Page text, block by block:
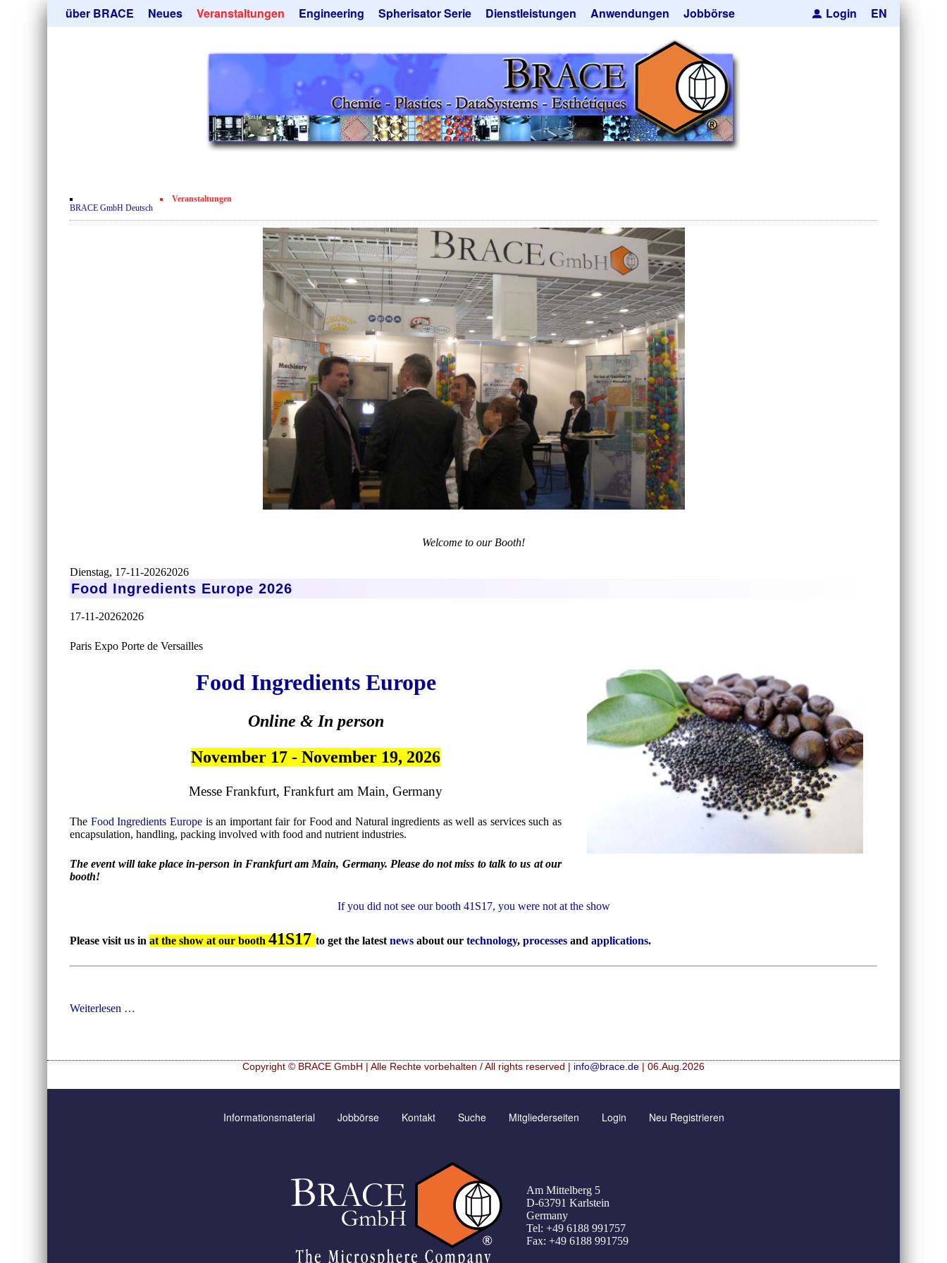
Navigation
überspringen
über BRACE
Kontakt
Neues Veranstaltungen Engineering
Heizkammern
Trockner
Sortieranlagen
Gebrauchte Maschinen - Angebote
Spherisator Serie
Pilotanlagen
Produktionsanlagen
Angebotsanfrage
Dienstleistungen
Mikrokapseln
Mikroverkapselung
Lohnfertigung
Mietanlagen
Anwendungen
Emulgatoren
Geschmacksmaskierung
Instant Kugeln
Katalysatorträger
Staubreduktion
Angebotsanfrage
Jobbörse Login EN
BRACE GmbH Deutsch
Veranstaltungen
Welcome to our Booth!
Dienstag, 17-11-20262026
Food Ingredients Europe 2026
17-11-20262026
Paris Expo Porte de Versailles
Food Ingredients Europe
Online & In person
November 17 - November 19, 2026
Messe Frankfurt, Frankfurt am Main, Germany
The Food Ingredients Europeis an important fair for Food and Natural ingredients as well as services such as
encapsulation, handling, packing involved with food and nutrient industries.
The event will take place in-person in Frankfurt am Main, Germany. Please do not miss to talk to us at our
booth!
If you did not see our booth 41S17, you were not at the show
Please visit us inat the show at our booth41S17to get the latestnews about ourtechnology,processes andapplications.
Weiterlesen …
Copyright © BRACE GmbH | Alle Rechte vorbehalten / All rights reserved | info@brace.de | 06.Aug.2026
Informationsmaterial
Des microbilles de granulométrie précise
Fraunhofer UMSICHT Tage
Probiotics Encapsulation
Jobbörse Kontakt
Anfahrt
Registrierung
Suche Mitgliederseiten
Zusatzinformationen
Login Neu Registrieren
Am Mittelberg 5
D-63791 Karlstein
Germany
Tel: +49 6188 991757
Fax: +49 6188 991759